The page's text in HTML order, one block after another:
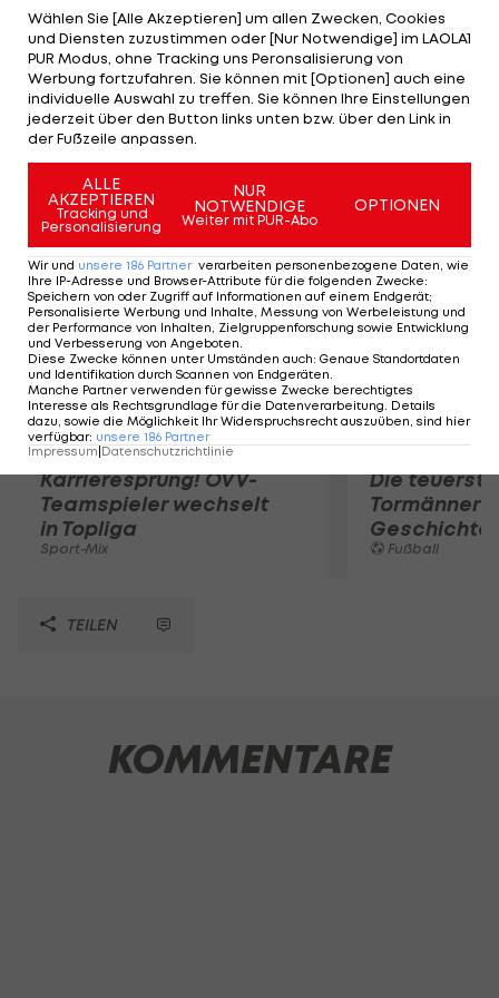
Versuch der Deutschen kam es zu einem
Messfehler. Heidlers Wurf wurde aber im Anschluss
an den Protest nachgemessen und 77,13 m
reichten zu Platz drei. Durch die Anerkennung
muss sich die Chinesin Zhang Wenxiu (76,34 m) mit
dem undankbaren vierten Platz zufrieden geben.
Mehr zum Thema
Karrieresprung! ÖVV-
Teamspieler wechselt
in Topliga
Sport-Mix
Die
Tormänner
Geschichte
Fußball
TEILEN
KOMMENTARE
Wählen Sie [Alle Akzeptieren] um allen Zwecken, Cookies
und Diensten zuzustimmen oder [Nur Notwendige] im LAOLA1
PUR Modus, ohne Tracking uns Peronsalisierung von
Werbung fortzufahren. Sie können mit [Optionen] auch eine
individuelle Auswahl zu treffen. Sie können Ihre Einstellungen
jederzeit über den Button links unten bzw. über den Link in
der Fußzeile anpassen.
ALLE
AKZEPTIEREN
Tracking und
Personalisierung
NUR
NOTWENDIGE
Weiter mit PUR-Abo
OPTIONEN
Wir und unsere 186 Partner verarbeiten personenbezogene Daten, wie
Ihre IP-Adresse und Browser-Attribute für die folgenden Zwecke:
Speichern von oder Zugriff auf Informationen auf einem Endgerät;
Personalisierte Werbung und Inhalte, Messung von Werbeleistung und
der Performance von Inhalten, Zielgruppenforschung sowie Entwicklung
und Verbesserung von Angeboten.
Diese Zwecke können unter Umständen auch: Genaue Standortdaten
und Identifikation durch Scannen von Endgeräten.
Manche Partner verwenden für gewisse Zwecke berechtigtes
Interesse als Rechtsgrundlage für die Datenverarbeitung. Details
dazu, sowie die Möglichkeit Ihr Widerspruchsrecht auszuüben, sind hier
verfügbar: unsere 186 Partner
Impressum Datenschutzrichtlinie